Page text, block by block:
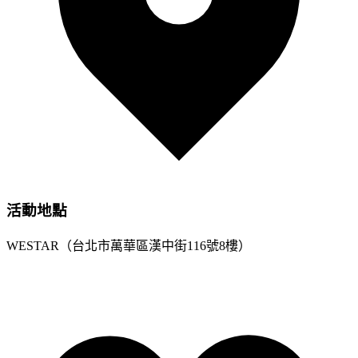
活動地點
WESTAR（台北市萬華區漢中街116號8樓）